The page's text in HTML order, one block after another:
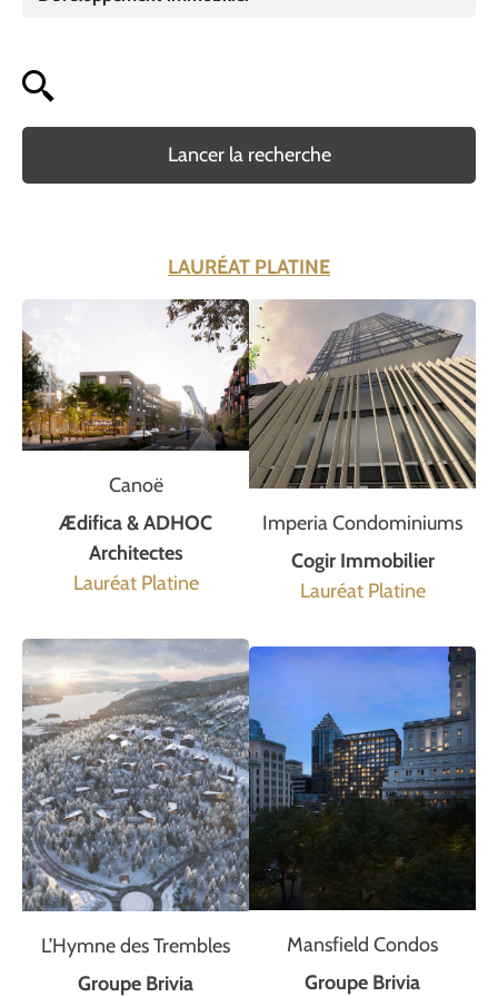
Lancer la recherche
LAURÉAT PLATINE
Canoë
Ædifica & ADHOC
Architectes
Lauréat Platine
L’Hymne des Trembles
Groupe Brivia
Imperia Condominiums
Cogir Immobilier
Lauréat Platine
Mansfield Condos
Groupe Brivia